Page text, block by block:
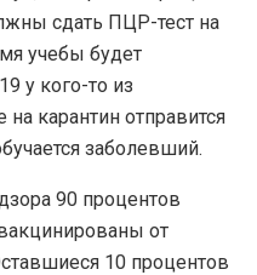
сдать ПЦР-тест на
учебы будет
у кого-то из
карантин отправится
заболевший.
90 процентов
от
10 процентов